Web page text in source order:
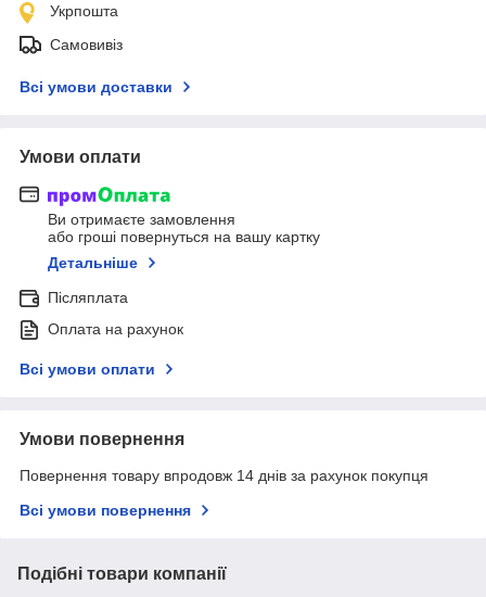
Укрпошта
Самовивіз
Всі умови доставки
Умови оплати
Ви отримаєте замовлення
або гроші повернуться на вашу картку
Детальніше
Післяплата
Оплата на рахунок
Всі умови оплати
Умови повернення
Повернення товару впродовж 14 днів за рахунок покупця
Всі умови повернення
Подібні товари компанії